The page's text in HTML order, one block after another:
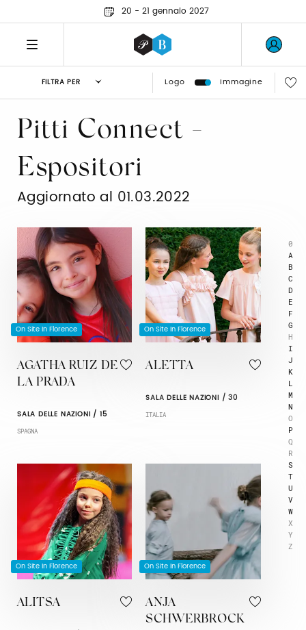
20 - 21 gennaio 2027
FILTRA PER Logo Immagine
0
A
B
C
D
E
F
G
H
I
J
K
L
M
N
O
P
Q
R
S
T
U
V
W
X
Y
Z
Pitti Connect -
Espositori
Aggiornato al 01.03.2022
On Site In Florence
AGATHA RUIZ DE
LA PRADA
SALA DELLE NAZIONI / 15
SPAGNA
On Site In Florence
ALETTA
SALA DELLE NAZIONI / 30
ITALIA
On Site In Florence
ALITSA
On Site In Florence
ANJA
SCHWERBROCK